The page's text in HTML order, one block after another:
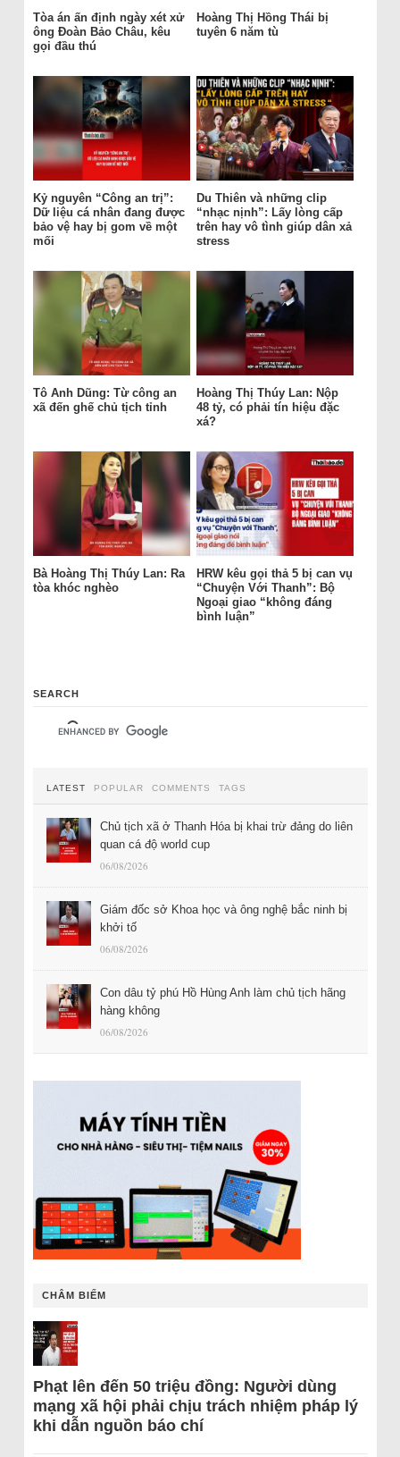
Tòa án ấn định ngày xét xử
ông Đoàn Bảo Châu, kêu
gọi đầu thú
Hoàng Thị Hồng Thái bị
tuyên 6 năm tù
Kỷ nguyên “Công an trị”:
Dữ liệu cá nhân đang được
bảo vệ hay bị gom về một
mối
Du Thiên và những clip
“nhạc nịnh”: Lấy lòng cấp
trên hay vô tình giúp dân xả
stress
Tô Anh Dũng: Từ công an
xã đến ghế chủ tịch tỉnh
Hoàng Thị Thúy Lan: Nộp
48 tỷ, có phải tín hiệu đặc
xá?
Bà Hoàng Thị Thúy Lan: Ra
tòa khóc nghèo
HRW kêu gọi thả 5 bị can vụ
“Chuyện Với Thanh”: Bộ
Ngoại giao “không đáng
bình luận”
SEARCH
LATEST POPULAR COMMENTS TAGS
Chủ tịch xã ở Thanh Hóa bị khai trừ đảng do liên
quan cá độ world cup
06/08/2026
Giám đốc sở Khoa học và ông nghệ bắc ninh bị
khởi tố
06/08/2026
Con dâu tỷ phú Hồ Hùng Anh làm chủ tịch hãng
hàng không
06/08/2026
CHÂM BIẾM
Phạt lên đến 50 triệu đồng: Người dùng
mạng xã hội phải chịu trách nhiệm pháp lý
khi dẫn nguồn báo chí